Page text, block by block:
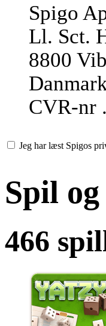
Spigo
Ll. Sct.
8800
CVR-nr
Jeg har læst Spigos
Spil
466